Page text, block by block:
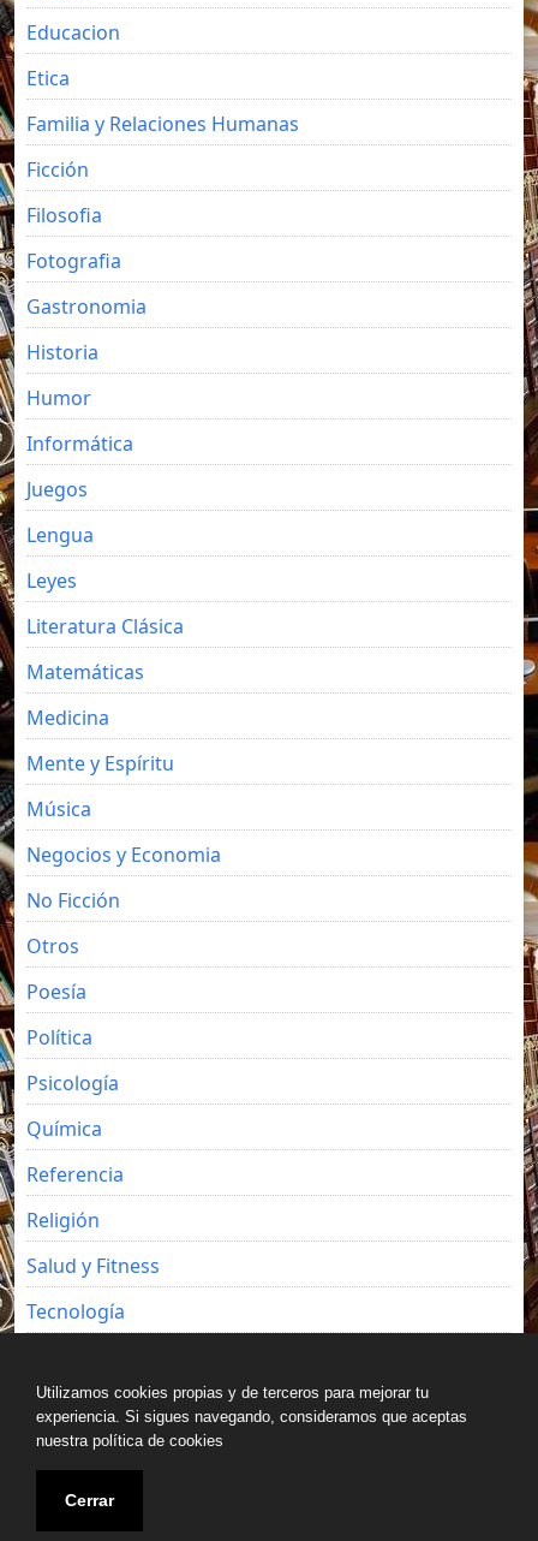
Educacion
Etica
Familia y Relaciones Humanas
Ficción
Filosofia
Fotografia
Gastronomia
Historia
Humor
Informática
Juegos
Lengua
Leyes
Literatura Clásica
Matemáticas
Medicina
Mente y Espíritu
Música
Negocios y Economia
No Ficción
Otros
Poesía
Política
Psicología
Química
Referencia
Religión
Salud y Fitness
Tecnología
Utilizamos cookies propias y de terceros para mejorar tu
experiencia. Si sigues navegando, consideramos que aceptas
nuestra política de cookies
Cerrar